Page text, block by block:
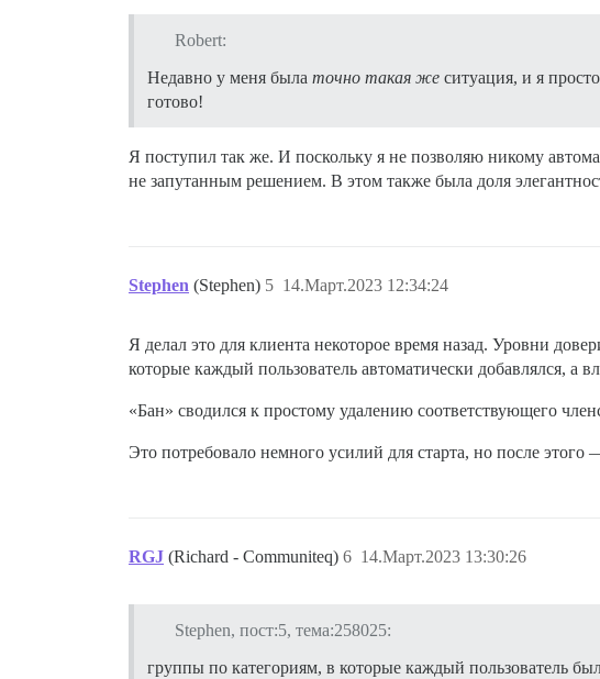
Robert:
Недавно у меня была точно такая же ситуация, и я
готово!
Я поступил так же. И поскольку я не позволяю никому
не запутанным решением. В этом также была доля
Stephen (Stephen) 14.Март.2023 12:34:24
5
Я делал это для клиента некоторое время назад. Уровни
которые каждый пользователь автоматически добавлялся, а
«Бан» сводился к простому удалению соответствующего
Это потребовало немного усилий для старта, но после этого
RGJ (Richard - Communiteq) 14.Март.2023 13:30:26
6
Stephen, пост:5, тема:258025:
группы по категориям, в которые каждый пользователь